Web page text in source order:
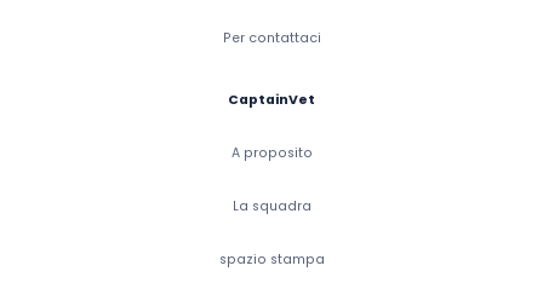
Per contattaci
CaptainVet
A proposito
La squadra
spazio stampa